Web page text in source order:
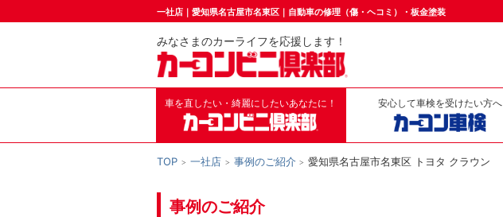
一社店｜愛知県名古屋市名東区｜自動車の修理（傷・ヘコミ）・板金塗装
みなさまのカーライフを応援します！
車を直したい・綺麗にしたいあなたに！ 安心して車検を受けたい方へ
TOP 一社店 事例のご紹介 愛知県名古屋市名東区 トヨタ クラウン
事例のご紹介